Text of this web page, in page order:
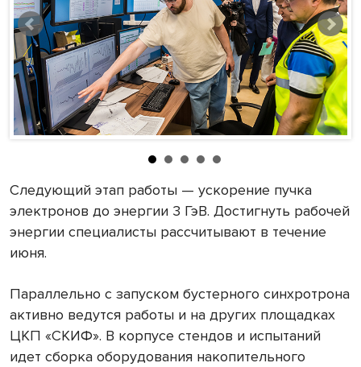
Следующий этап работы — ускорение пучка
электронов до энергии 3 ГэВ. Достигнуть рабочей
энергии специалисты рассчитывают в течение
июня.
Параллельно с запуском бустерного синхротрона
активно ведутся работы и на других площадках
ЦКП «СКИФ». В корпусе стендов и испытаний
идет сборка оборудования накопительного